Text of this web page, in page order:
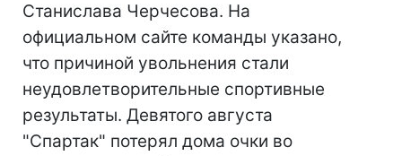
Станислава Черчесова. На
официальном сайте команды указано,
что причиной увольнения стали
неудовлетворительные спортивные
результаты. Девятого августа
"Спартак" потерял дома очки во